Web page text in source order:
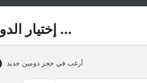
إختيار الدومين ...
أرغب في حجز دومين جديد